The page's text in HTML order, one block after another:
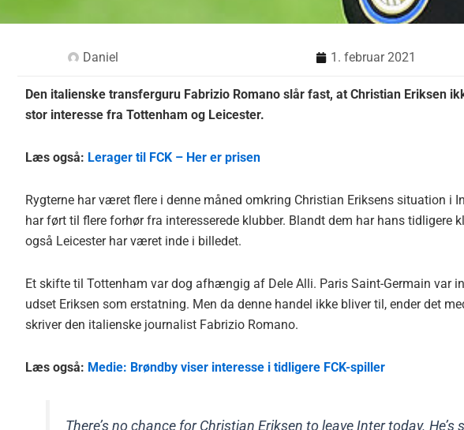
Daniel 1. februar 2021
Den italienske transferguru Fabrizio Romano slår fast, at Christian Eriksen
stor interesse fra Tottenham og Leicester.
Læs også: Lerager til FCK – Her er prisen
Rygterne har været flere i denne måned omkring Christian Eriksens situation i
har ført til flere forhør fra interesserede klubber. Blandt dem har hans tidligere
også Leicester har været inde i billedet.
Et skifte til Tottenham var dog afhængig af Dele Alli. Paris Saint-Germain var
udset Eriksen som erstatning. Men da denne handel ikke bliver til, ender det
skriver den italienske journalist Fabrizio Romano.
Læs også: Medie: Brøndby viser interesse i tidligere FCK-spiller
There’s no chance for Christian Eriksen to leave Inter today.